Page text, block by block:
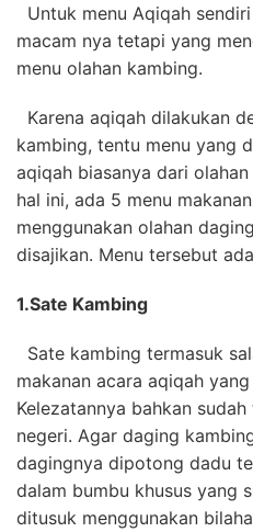
Untuk menu Aqiqah
macam nya tetapi yang
menu olahan kambing.
Karena aqiqah dilakukan
kambing, tentu menu yang
aqiqah biasanya dari
hal ini, ada 5 menu
menggunakan olahan
disajikan. Menu tersebut
1.Sate Kambing
Sate kambing termasuk
makanan acara aqiqah
Kelezatannya bahkan
negeri. Agar daging
dagingnya dipotong dadu
dalam bumbu khusus yang
ditusuk menggunakan